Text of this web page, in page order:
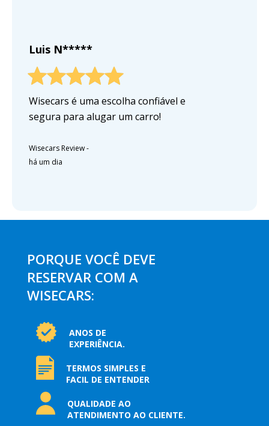
Luis N*****
Wisecars é uma escolha confiável e
segura para alugar um carro!
Wisecars Review-
há um dia
PORQUE VOCÊ DEVE
RESERVAR COM A
WISECARS:
ANOS DE
EXPERIÊNCIA.
TERMOS SIMPLES E
FACIL DE ENTENDER
QUALIDADE AO
ATENDIMENTO AO CLIENTE.